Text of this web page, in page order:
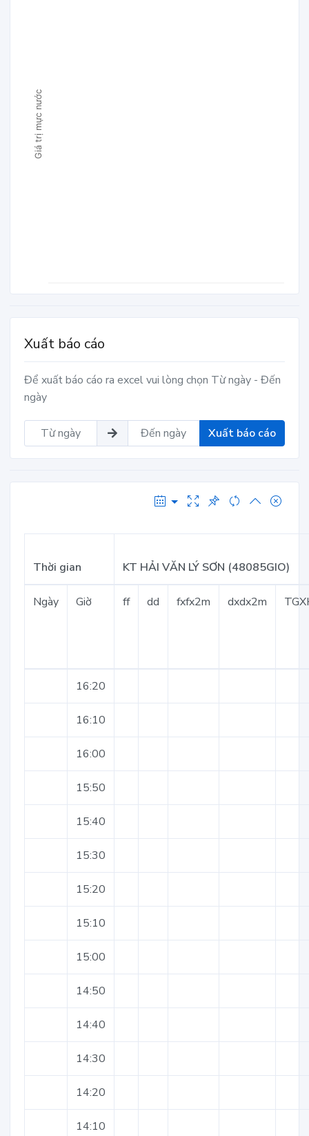
Giá trị mực nước
Xuất báo cáo
Để xuất báo cáo ra excel vui lòng chọn Từ ngày - Đến
ngày
Xuất báo cáo
Thời gian KT HẢI VĂN LÝ SƠN (48085GIO)
Ngày Giờ ff dd fxfx2m dxdx2m
16:20
16:10
16:00
15:50
15:40
15:30
15:20
15:10
15:00
14:50
14:40
14:30
14:20
14:10